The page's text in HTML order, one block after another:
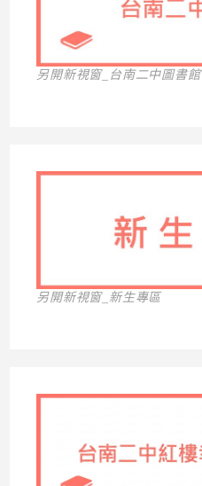
另開新視窗_台南二中圖書館
另開新視窗_新生專區